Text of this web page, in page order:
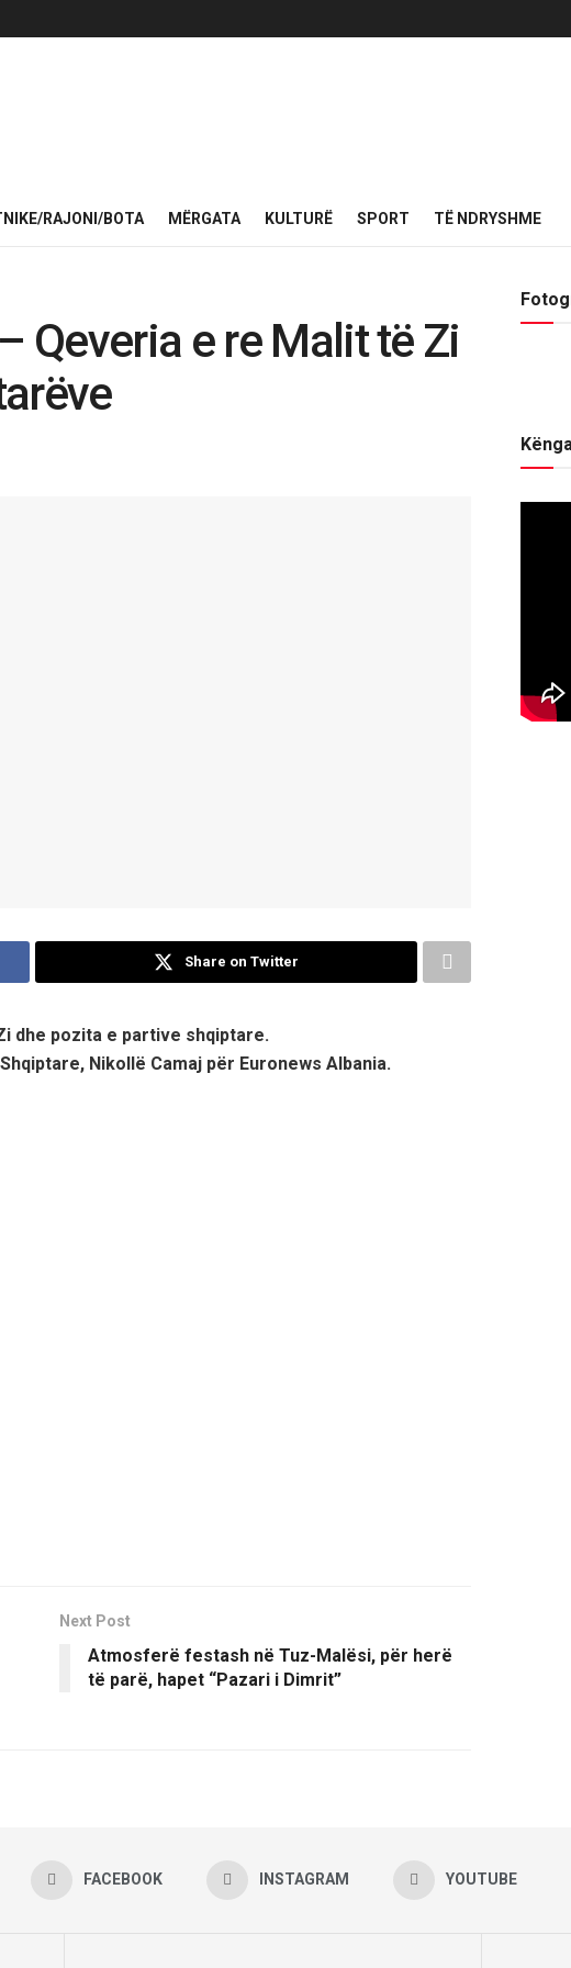
RAJONI/BOTA MËRGATA KULTURË SPORT TË NDRYSHME
Qeveria e re Malit të Zi
Share on Twitter
dhe pozita e partive shqiptare.
Nikollë Camaj për Euronews Albania.
Next Post
Atmosferë festash në Tuz-Malësi, për herë
të parë, hapet “Pazari i Dimrit”
FACEBOOK INSTAGRAM YOUTUBE